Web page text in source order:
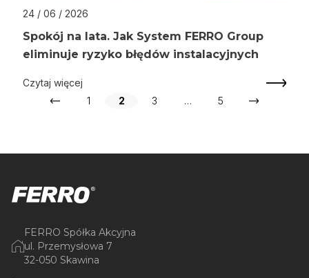
24 / 06 / 2026
Spokój na lata. Jak System FERRO Group
eliminuje ryzyko błędów instalacyjnych
Czytaj więcej
1
2 3 … 5
FERRO Spółka Akcyjna
ul. Przemysłowa 7
32-050 Skawina